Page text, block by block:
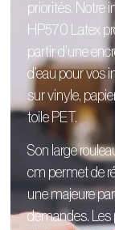
priorités. Notre
HP570 Latex
partir d’une
d’eau pour vos
sur vinyle,
toile PET.
Son large
cm permet de
une majeure
demandes. Les